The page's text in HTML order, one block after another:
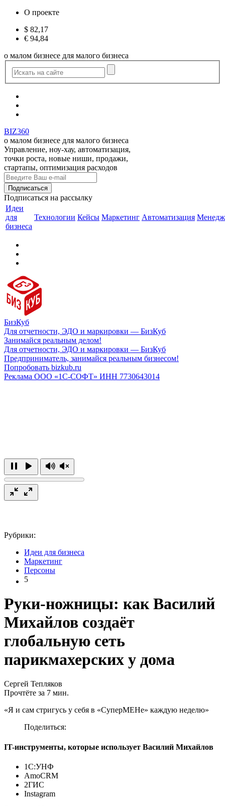
О проекте
$ 82,17
€ 94,84
о малом бизнесе для малого бизнеса
BIZ360
о малом бизнесе для малого бизнеса
Управление, ноу-хау, автоматизация,
точки роста, новые ниши, продажи,
стартапы, оптимизация расходов
Подписаться на рассылку
Идеи
для
бизнеса
Технологии Кейсы Маркетинг Автоматизация
БизКуб
Для отчетности, ЭДО и маркировки — БизКуб
Занимайся реальным делом!
Для отчетности, ЭДО и маркировки — БизКуб
Предприниматель, занимайся реальным бизнесом!
Попробовать bizkub.ru
Реклама ООО «1С-СОФТ» ИНН 7730643014
Рубрики:
Идеи для бизнеса
Маркетинг
Персоны
5
Руки-ножницы: как Василий
Михайлов создаёт
глобальную сеть
парикмахерских у дома
Сергей Тепляков
Прочтёте за 7 мин.
«Я и сам стригусь у себя в «СуперМЕНе» каждую неделю»
Поделиться:
IT-инструменты, которые использует Василий Михайлов
1С:УНФ
AmoCRM
2ГИС
Instagram